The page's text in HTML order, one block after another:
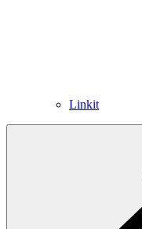
Linkit